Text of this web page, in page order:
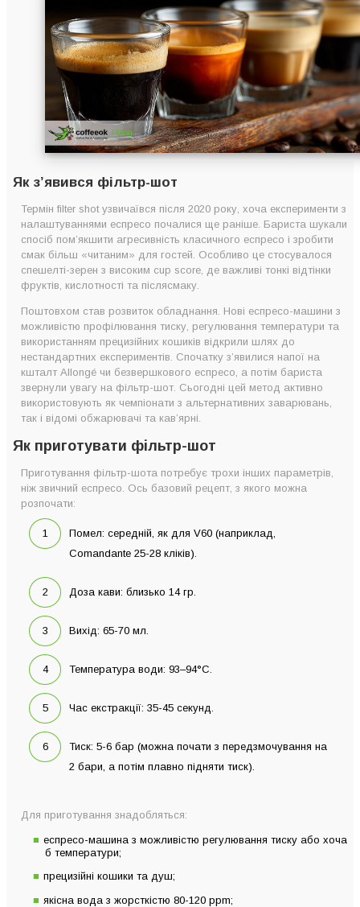
Як з’явився фільтр-шот
Термін filter shot узвичаївся після 2020 року, хоча експерименти з
налаштуваннями еспресо почалися ще раніше. Бариста шукали
спосіб пом’якшити агресивність класичного еспресо і зробити
смак більш «читаним» для гостей. Особливо це стосувалося
спешелті-зерен з високим cup score, де важливі тонкі відтінки
фруктів, кислотності та післясмаку.
Поштовхом став розвиток обладнання. Нові еспресо-машини з
можливістю профілювання тиску, регулювання температури та
використанням прецизійних кошиків відкрили шлях до
нестандартних експериментів. Спочатку з’явилися напої на
кшталт Allongé чи безвершкового еспресо, а потім бариста
звернули увагу на фільтр-шот. Сьогодні цей метод активно
використовують як чемпіонати з альтернативних заварювань,
так і відомі обжарювачі та кав’ярні.
Як приготувати фільтр-шот
Приготування фільтр-шота потребує трохи інших параметрів,
ніж звичний еспресо. Ось базовий рецепт, з якого можна
розпочати:
Помел: середній, як для V60 (наприклад,
Comandante 25-28 кліків).
Доза кави: близько 14 гр.
Вихід: 65-70 мл.
Температура води: 93–94°C.
Час екстракції: 35-45 секунд.
Тиск: 5-6 бар (можна почати з передзмочування на
2 бари, а потім плавно підняти тиск).
Для приготування знадобляться:
еспресо-машина з можливістю регулювання тиску або хоча
б температури;
прецизійні кошики та душ;
якісна вода з жорсткістю 80-120 ppm;